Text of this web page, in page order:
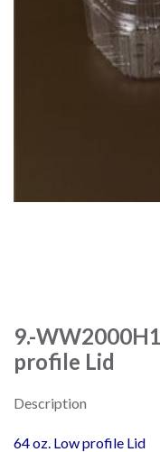
9.-
profile Lid
Description
64 oz. Low profile Lid